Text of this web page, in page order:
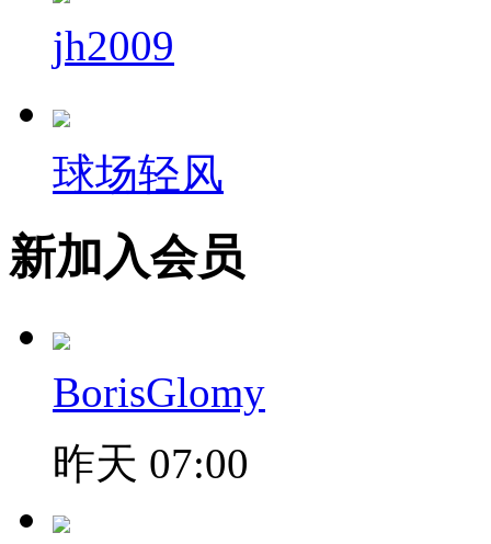
jh2009
球场轻风
新加入会员
BorisGlomy
昨天 07:00